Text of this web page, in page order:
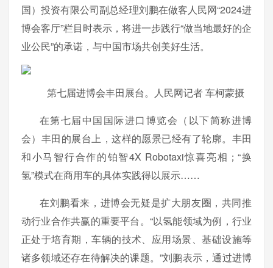
国）投资有限公司副总经理刘鹏在做客人民网“2024进
博会客厅”栏目时表示，将进一步践行“做当地最好的企
业公民”的承诺，与中国市场共创美好生活。
第七届进博会丰田展台。人民网记者 车柯蒙摄
在第七届中国国际进口博览会（以下简称进博
会）丰田的展台上，这样的愿景已经有了轮廓。丰田
和小马智行合作的铂智4X Robotaxi惊喜亮相；“换
氢”模式在商用车的具体实践得以展示……
在刘鹏看来，进博会无疑是扩大朋友圈，共同推
动行业合作共赢的重要平台。“以氢能领域为例，行业
正处于培育期，车辆的技术、应用场景、基础设施等
诸多领域还存在待解决的课题。”刘鹏表示，通过进博